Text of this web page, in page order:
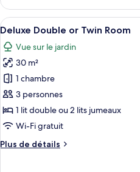
Villa
Double
bed
Poolside
Thai
Villa
Double
bed
Afficher
toutes
les
photos
pour
ce
type
de
chambre :
Deluxe
7
Deluxe Double or Twin Room
Vue sur le jardin
30 m²
1 chambre
3 personnes
1 lit double ou 2 lits jumeaux
Wi-Fi gratuit
Plus de détails
Plus